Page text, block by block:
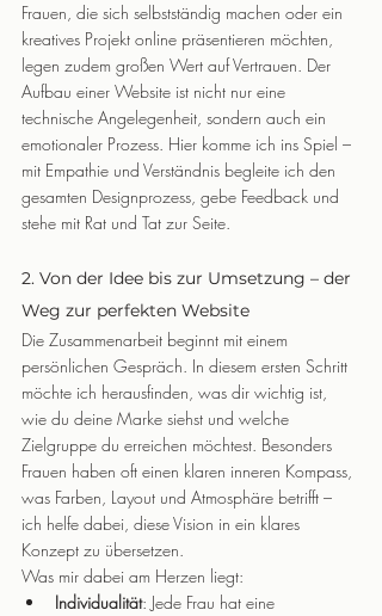
Frauen, die sich selbstständig machen oder ein
kreatives Projekt online präsentieren möchten,
legen zudem großen Wert auf Vertrauen. Der
Aufbau einer Website ist nicht nur eine
technische Angelegenheit, sondern auch ein
emotionaler Prozess. Hier komme ich ins Spiel –
mit Empathie und Verständnis begleite ich den
gesamten Designprozess, gebe Feedback und
stehe mit Rat und Tat zur Seite.
2. Von der Idee bis zur Umsetzung – der
Weg zur perfekten Website
Die Zusammenarbeit beginnt mit einem
persönlichen Gespräch. In diesem ersten Schritt
möchte ich herausfinden, was dir wichtig ist,
wie du deine Marke siehst und welche
Zielgruppe du erreichen möchtest. Besonders
Frauen haben oft einen klaren inneren Kompass,
was Farben, Layout und Atmosphäre betrifft –
ich helfe dabei, diese Vision in ein klares
Konzept zu übersetzen.
Was mir dabei am Herzen liegt:
Individualität: Jede Frau hat eine